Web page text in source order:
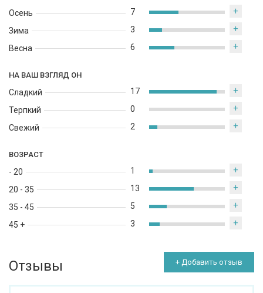
Осень
Зима
Весна
7 +
3 +
6 +
НА ВАШ ВЗГЛЯД ОН
Сладкий
Терпкий
Свежий
17 +
0 +
2 +
ВОЗРАСТ
- 20
20 - 35
35 - 45
45 +
1 +
13 +
5 +
3 +
Отзывы + Добавить отзыв